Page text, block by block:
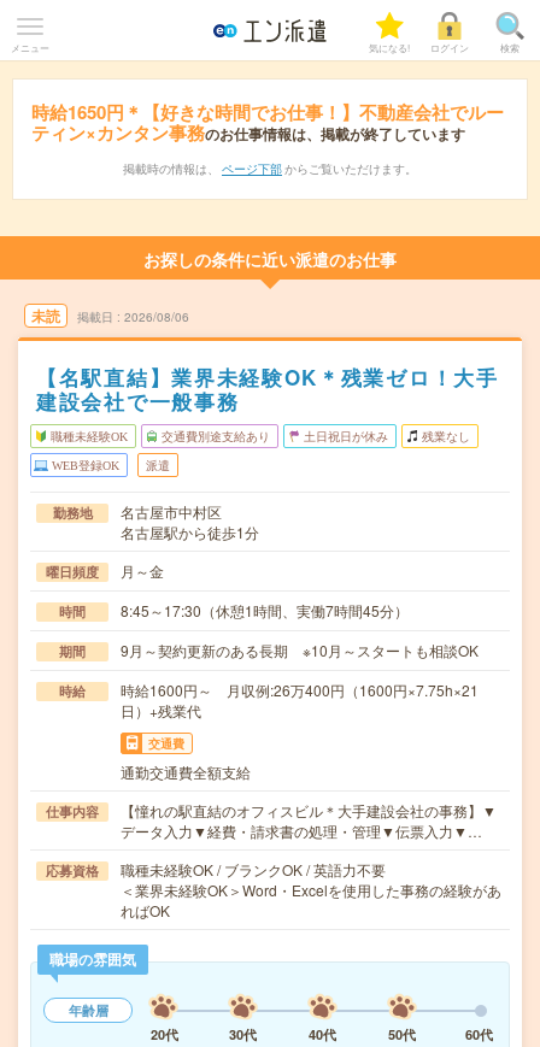
メニュー 気になる! ログイン 検索
時給1650円＊【好きな時間でお仕事！】不動産会社でルー
ティン×カンタン事務のお仕事情報は、掲載が終了しています
掲載時の情報は、 ページ下部 からご覧いただけます。
お探しの条件に近い派遣のお仕事
未読 掲載日 2026/08/06
【名駅直結】業界未経験OK＊残業ゼロ！大手
建設会社で一般事務
職種未経験OK 交通費別途支給あり 土日祝日が休み 残業なし
WEB登録OK 派遣
勤務地
名古屋市中村区
名古屋駅から徒歩1分
曜日頻度 月～金
時間 8:45～17:30（休憩1時間、実働7時間45分）
期間 9月～契約更新のある長期 ※10月～スタートも相談OK
時給
時給1600円～ 月収例:26万400円（1600円×7.75h×21
日）+残業代
交通費
通勤交通費全額支給
仕事内容
【憧れの駅直結のオフィスビル＊大手建設会社の事務】▼
データ入力▼経費・請求書の処理・管理▼伝票入力▼…
応募資格
職種未経験OK / ブランクOK / 英語力不要
＜業界未経験OK＞Word・Excelを使用した事務の経験があ
ればOK
職場の雰囲気
年齢層
20代
30代 40代 50代
60代